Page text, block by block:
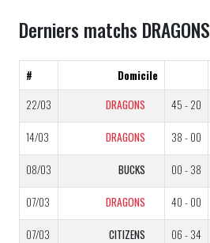
Derniers matchs DRAGONS
# Domicile
22/03
DRAGONS 45 - 20
14/03 DRAGONS 38 - 00
08/03 BUCKS 00 - 38
07/03 DRAGONS 40 - 00
07/03 CITIZENS 06 - 34